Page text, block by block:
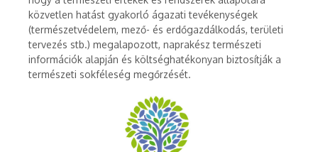
közvetlen hatást gyakorló ágazati tevékenységek
(természetvédelem, mező- és erdőgazdálkodás, területi
tervezés stb.) megalapozott, naprakész természeti
információk alapján és költséghatékonyan biztosítják a
természeti sokféleség megőrzését.